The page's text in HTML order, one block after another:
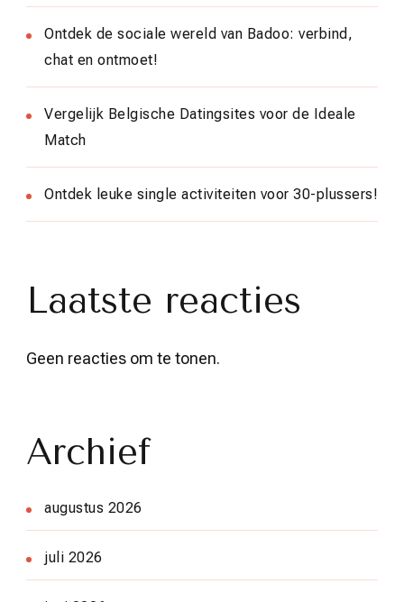
Ontdek de sociale wereld van Badoo: verbind,
chat en ontmoet!
Vergelijk Belgische Datingsites voor de Ideale
Match
Ontdek leuke single activiteiten voor 30-plussers!
Laatste reacties
Geen reacties om te tonen.
Archief
augustus 2026
juli 2026